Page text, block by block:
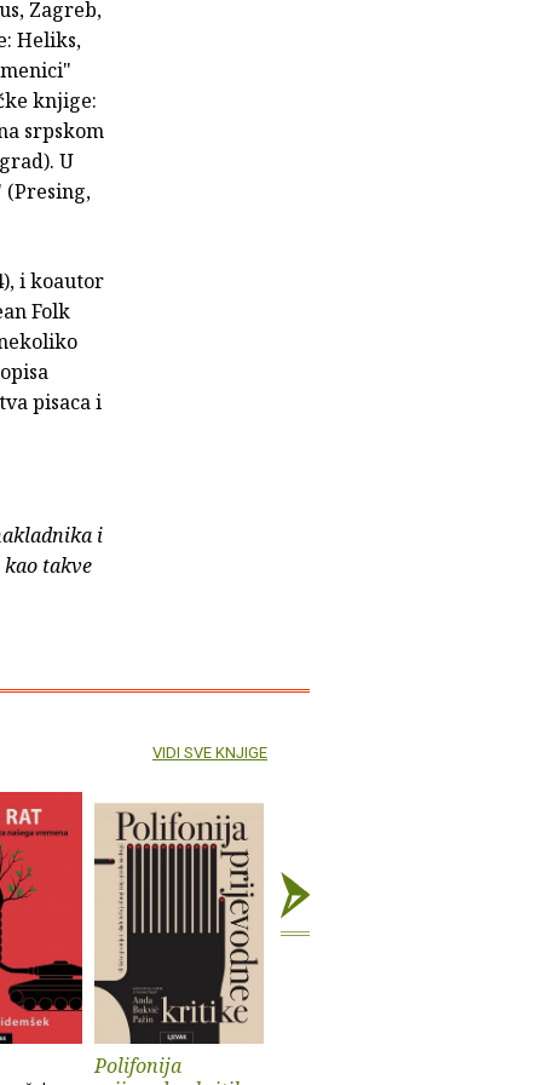
Zagreb,
Heliks,
knjige:
srpskom
U
(Presing,
i koautor
Folk
pisaca i
i
takve
Polifonija
VIDI SVE KNJIGE